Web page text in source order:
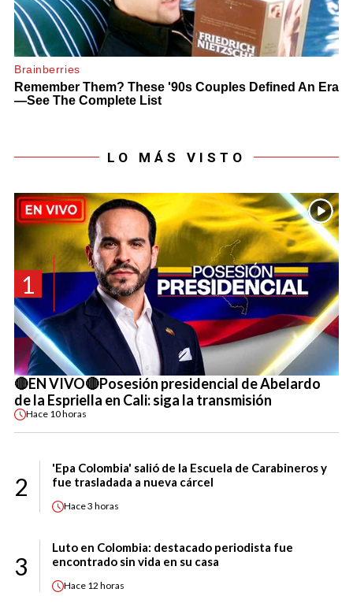
LO MÁS VISTO
1
🔴EN VIVO🔴Posesión presidencial de Abelardo
de la Espriella en Cali: siga la transmisión
Hace 10 horas
2
'Epa Colombia' salió de la Escuela de Carabineros y
fue trasladada a nueva cárcel
Hace3 horas
3
Luto en Colombia: destacado periodista fue
encontrado sin vida en su casa
Hace 12 horas